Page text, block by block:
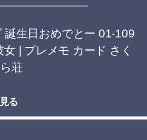
誕生日おめでとー 01-109
| プレメモ カード さく
ら荘
る